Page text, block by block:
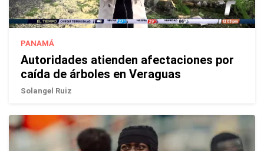
PANAMÁ
Autoridades atienden afectaciones por
caída de árboles en Veraguas
Solangel Ruiz